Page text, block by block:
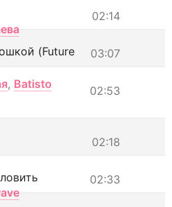
02:14
03:07
(Future
, Batisto
02:53
02:18
02:33